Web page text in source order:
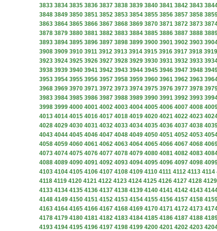
3833 3834 3835 3836 3837 3838 3839 3840 3841 3842 3843
3848 3849 3850 3851 3852 3853 3854 3855 3856 3857 3858
3863 3864 3865 3866 3867 3868 3869 3870 3871 3872 3873
3878 3879 3880 3881 3882 3883 3884 3885 3886 3887 3888
3893 3894 3895 3896 3897 3898 3899 3900 3901 3902 3903
3908 3909 3910 3911 3912 3913 3914 3915 3916 3917 3918 3919
3923 3924 3925 3926 3927 3928 3929 3930 3931 3932 3933
3938 3939 3940 3941 3942 3943 3944 3945 3946 3947 3948
3953 3954 3955 3956 3957 3958 3959 3960 3961 3962 3963
3968 3969 3970 3971 3972 3973 3974 3975 3976 3977 3978
3983 3984 3985 3986 3987 3988 3989 3990 3991 3992 3993
3998 3999 4000 4001 4002 4003 4004 4005 4006 4007 4008
4013 4014 4015 4016 4017 4018 4019 4020 4021 4022 4023
4028 4029 4030 4031 4032 4033 4034 4035 4036 4037 4038
4043 4044 4045 4046 4047 4048 4049 4050 4051 4052 4053
4058 4059 4060 4061 4062 4063 4064 4065 4066 4067 4068
4073 4074 4075 4076 4077 4078 4079 4080 4081 4082 4083
4088 4089 4090 4091 4092 4093 4094 4095 4096 4097 4098
4103 4104 4105 4106 4107 4108 4109 4110 4111 4112 4113 4114
4118 4119 4120 4121 4122 4123 4124 4125 4126 4127 4128 4129
4133 4134 4135 4136 4137 4138 4139 4140 4141 4142 4143
4148 4149 4150 4151 4152 4153 4154 4155 4156 4157 4158
4163 4164 4165 4166 4167 4168 4169 4170 4171 4172 4173
4178 4179 4180 4181 4182 4183 4184 4185 4186 4187 4188
4193 4194 4195 4196 4197 4198 4199 4200 4201 4202 4203